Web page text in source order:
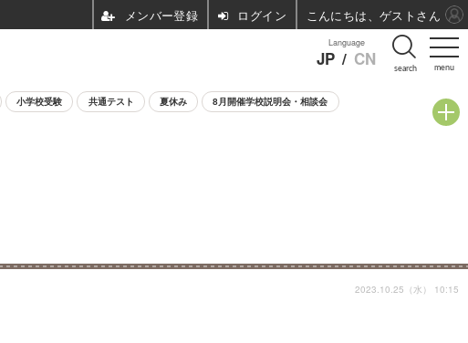
menu
Language
JP / CN search
小学校受験 共通テスト 夏休み 8月開催学校説明会・相談会
2023.10.25（水） 10:15
ログイン こんにちは、ゲストさん